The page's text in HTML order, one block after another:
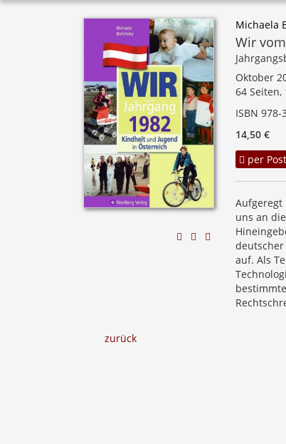
Michaela
Wir
Oktober
64
ISBN 978-
14,50 €
per
Aufgeregt
uns an
deutscher
auf. Als
zurück